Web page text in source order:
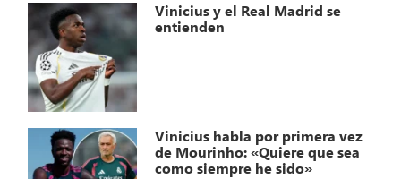
Vinicius y el Real Madrid se
entienden
Vinicius habla por primera vez
de Mourinho: «Quiere que sea
como siempre he sido»